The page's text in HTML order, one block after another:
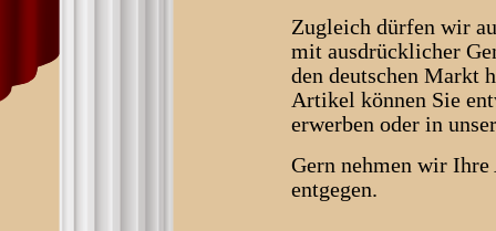
Zugleich dürfen wir
mit ausdrücklicher
den deutschen Markt
Artikel können Sie
erwerben oder in
Gern nehmen wir
entgegen.